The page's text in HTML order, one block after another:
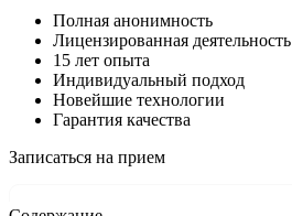
Полная анонимность
Лицензированная деятельность
15 лет опыта
Индивидуальный подход
Новейшие технологии
Гарантия качества
Записаться на прием